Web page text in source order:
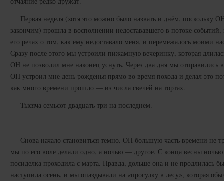
Первая неделя (хотя это можно было назвать и днём, поскольку
закончим) прошла в восполнении недостававшего в потоке событий,
его речах о том, как ему недоставало меня, и перемежалось моими
Сразу после этого мы устроили пижамную вечеринку, которая
ОН не позволил мне наконец уснуть. Через два дня мы отправились
ОН устроил мне день рожденья прямо во время похода и делал это
как много времени прошло — из числа свечей на тортах.
Тысяча семьсот двадцать три на последнем.
Снова начало становиться темно. ОН большую часть времени не
мы по его воле делали одно, а ночью — другое. С конца весны
посиделка проходила с марта. Правда, дольше она и не продлилась
наступила осень, и мы опаздывали на «прогулку в лесу», которая